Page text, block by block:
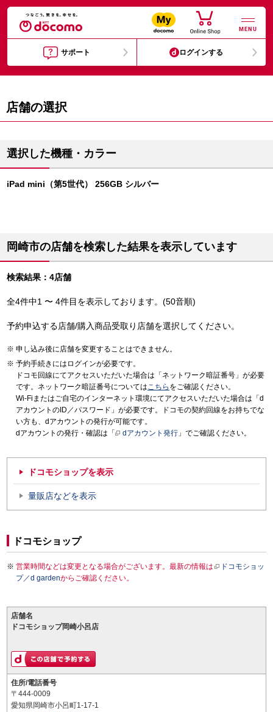
MENU
サポート ログインする
店舗の選択
選択した機種・カラー
iPad mini（第5世代） 256GB シルバー
岡崎市の店舗を検索した結果を表示しています
検索結果：4店舗
全4件中1 〜 4件目を表示しております。(50音順)
予約申込する店舗/購入商品受取り店舗を選択してください。
申し込み後に店舗を変更することはできません。
予約手続きにはログインが必要です。
ドコモ回線にてアクセスいただいた場合は「ネットワーク暗証番号」が必要
です。ネットワーク暗証番号についてはこちら をご確認ください。
Wi-Fiまたはご自宅のインターネット環境にてアクセスいただいた場合は「d
アカウントのID／パスワード」が必要です。ドコモの契約回線をお持ちでな
い方も、dアカウントの発行が可能です。
dアカウントの発行・確認は「
dアカウント発行 」でご確認ください。
ドコモショップを表示
量販店などを表示
ドコモショップ
営業時間などは変更となる場合がございます。最新の情報は
ドコモショッ
プ／d gardenからご確認ください。
店舗名
ドコモショップ岡崎小呂店
住所/電話番号
〒444-0009
愛知県岡崎市小呂町1-17-1